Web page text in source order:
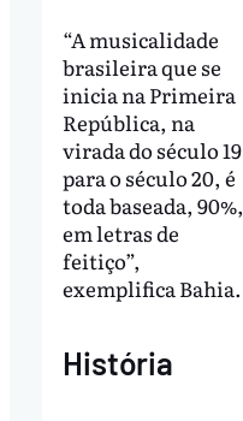
“A musicalidade
brasileira que se
inicia na Primeira
República, na
virada do século 19
para o século 20, é
toda baseada, 90%,
em letras de
feitiço”,
exemplifica Bahia.
História